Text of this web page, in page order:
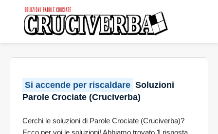
Si accende per riscaldare Soluzioni
Parole Crociate (Cruciverba)
Cerchi le soluzioni di Parole Crociate (Cruciverba)?
Ecco per voi le soluzioni! Abbiamo trovato 1 risposta